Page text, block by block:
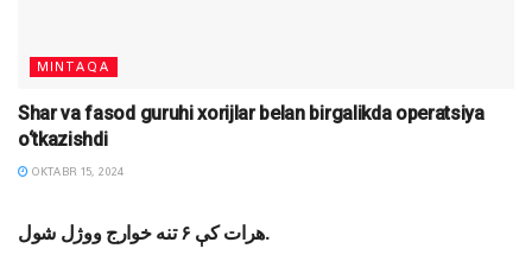
MINTAQA
Shar va fasod guruhi xorijlar belan birgalikda operatsiya
o‘tkazishdi
OKTABR 15, 2024
هرات کې ۶ تنه خوارج ووژل شول.